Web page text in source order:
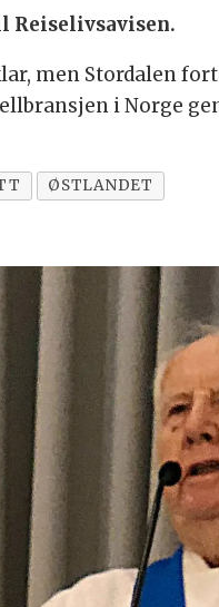
Reiselivsavisen.
men Stordalen
i Norge
ØSTLANDET